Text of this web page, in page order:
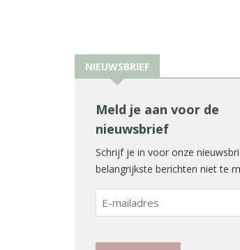
NIEUWSBRIEF
Meld je aan voor de
nieuwsbrief
Schrijf je in voor onze
belangrijkste berichten niet te
E-
mailadres